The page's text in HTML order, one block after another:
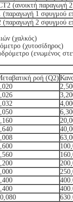
(ανοικτή παραγωγή
(παραγωγή 1 σφυγμού
(παραγωγή 2 σφυγμού
(χαλκός)
(χυτοσίδηρος)
(ενωμένος
ροή (Q2)